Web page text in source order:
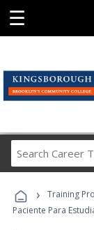
☰
› Training
Paciente Para